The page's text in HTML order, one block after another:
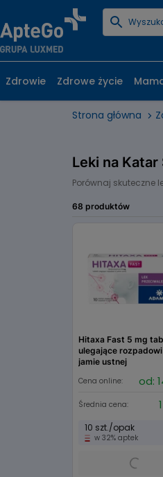
Strona główna
Leki na Katar
Porównaj skuteczne
68 produktów
Hitaxa Fast 5 mg
ulegające
jamie ustnej
Cena online:
od:
Średnia cena:
10 szt./opak
w 32% aptek
Zdrowie Zdrowe życie